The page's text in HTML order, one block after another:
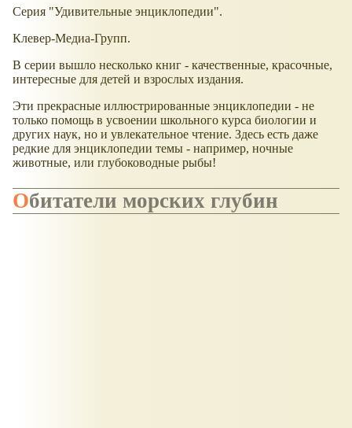
Серия "Удивительные энциклопедии".
Клевер-Медиа-Групп.
В серии вышло несколько книг - качественные, красочные,
интересные для детей и взрослых издания.
Эти прекрасные иллюстрированные энциклопедии - не
только помощь в усвоении школьного курса биологии и
других наук, но и увлекательное чтение. Здесь есть даже
редкие для энциклопедии темы - например, ночные
животные, или глубоководные рыбы!
Обитатели морских глубин